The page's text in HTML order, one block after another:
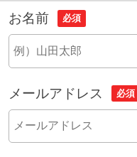
お名前 必須
メールアドレス 必須